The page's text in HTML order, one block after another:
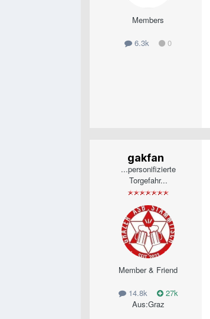
Members
6.3k 0
gakfan
...personifizierte
Torgefahr...
Member & Friend
14.8k
27k
Aus:Graz